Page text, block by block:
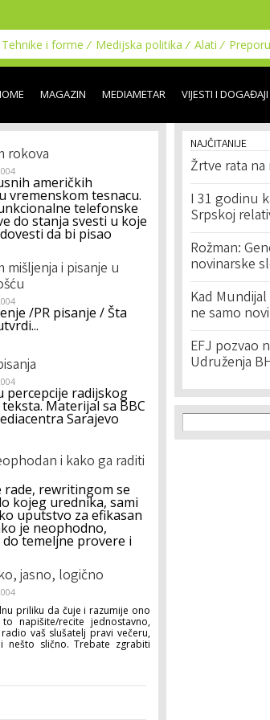
content
Tehnike i forme Medijska politika Alati
MAGAZIN MEDIAMETAR VIJESTI I DOGAĐAJI
rokova
američkih
vremenskom tesnacu.
telefonske
do stanja svesti u koje
da bi pisao
mišljenja i pisanje u
/PR pisanje / Šta
percepcije radijskog
Materijal sa BBC
Sarajevo
i kako ga raditi
rewritingom se
kojeg urednika, sami
uputstvo za efikasan
je neophodno,
temeljne provere i
jasno, logično
priliku da čuje i razumije ono
napišite/recite jednostavno,
vaš slušatelj pravi večeru,
nešto slično. Trebate zgrabiti
NAJČITANIJE
Žrtve rata
I 31 godinu
Srpskoj
Rožman:
novinarske
Kad
ne samo
EFJ pozvao
Udruženja
Search
Search